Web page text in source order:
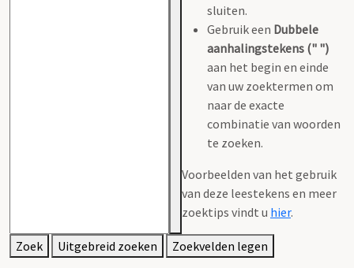
sluiten.
Gebruik een Dubbele
aanhalingstekens (" ")
aan het begin en einde
van uw zoektermen om
naar de exacte
combinatie van woorden
te zoeken.
Voorbeelden van het gebruik
van deze leestekens en meer
zoektips vindt u hier.
Zoek Uitgebreid zoeken Zoekvelden legen